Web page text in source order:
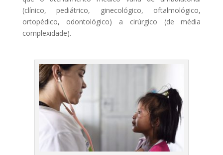
(clínico, pediátrico, ginecológico, oftalmológico,
ortopédico, odontológico) a cirúrgico (de média
complexidade).